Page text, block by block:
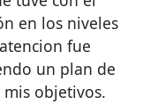
en los niveles
fue
un plan de
objetivos.